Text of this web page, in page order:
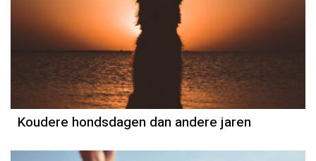
Koudere hondsdagen dan andere jaren